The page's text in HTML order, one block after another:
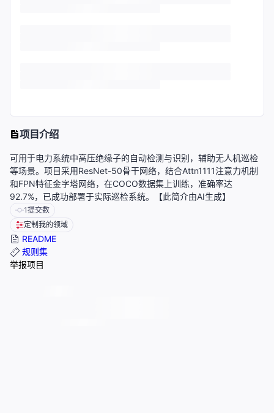
项目介绍
可用于电力系统中高压绝缘子的自动检测与识别，辅助无人机巡检
等场景。项目采用ResNet-50骨干网络，结合Attn1111注意力机制
和FPN特征金字塔网络，在COCO数据集上训练，准确率达
92.7%，已成功部署于实际巡检系统。【此简介由AI生成】
1提交数
定制我的领域
README
规则集
举报项目